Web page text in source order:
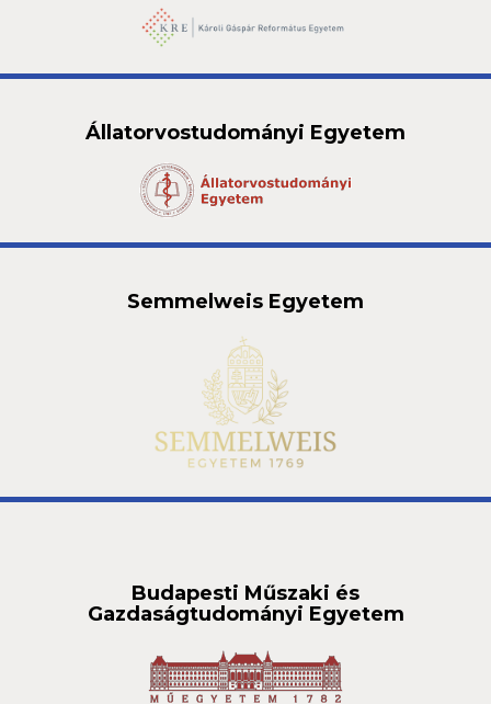
Állatorvostudományi Egyetem
Semmelweis Egyetem
Budapesti Műszaki és
Gazdaságtudományi Egyetem